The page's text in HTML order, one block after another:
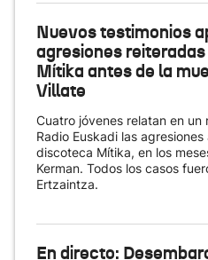
Nuevos testimonios
agresiones
Mítika antes de la
Villate
Cuatro jóvenes relatan en
Radio Euskadi las
discoteca Mítika, en los
Kerman. Todos los casos
Ertzaintza.
En directo: